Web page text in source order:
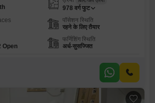
978 वर्ग फुट
पॉसेशन स्थिति
रहने के लिए तैयार
Open
फर्निशिंग स्थिति
अर्ध-सुसज्जित